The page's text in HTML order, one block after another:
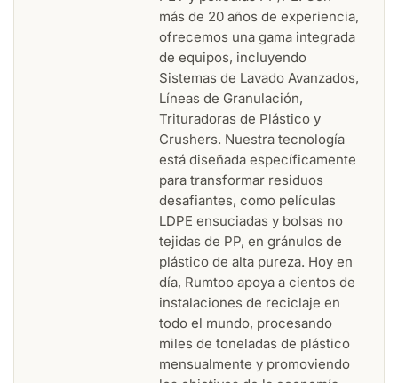
más de 20 años de experiencia,
ofrecemos una gama integrada
de equipos, incluyendo
Sistemas de Lavado Avanzados,
Líneas de Granulación,
Trituradoras de Plástico y
Crushers. Nuestra tecnología
está diseñada específicamente
para transformar residuos
desafiantes, como películas
LDPE ensuciadas y bolsas no
tejidas de PP, en gránulos de
plástico de alta pureza. Hoy en
día, Rumtoo apoya a cientos de
instalaciones de reciclaje en
todo el mundo, procesando
miles de toneladas de plástico
mensualmente y promoviendo